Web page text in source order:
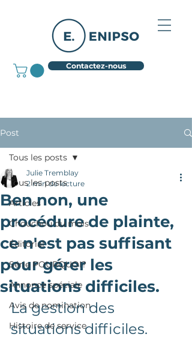
Contactez-nous
Post
Tous les posts
Articles
Chouchou du mois
Éditorial
Série POURQUOI?
Annonce spéciale
Avis de nomination
Histoire de service
Tous les posts
Ben non, une
procédure de plainte,
ce n'est pas suffisant
pour gérer les
situations difficiles.
Julie Tremblay
2 min de lecture
La gestion des
situations difficiles.